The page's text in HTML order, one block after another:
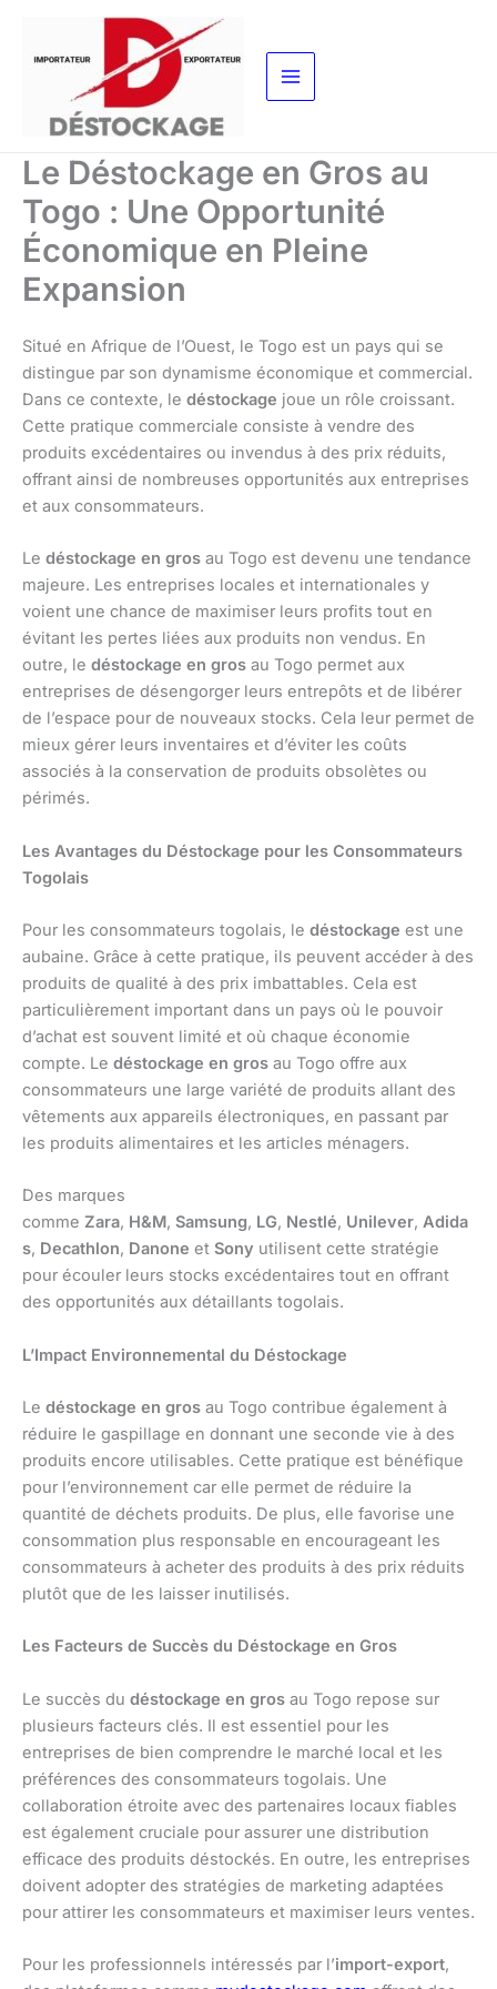
contenu
Le Déstockage en Gros au
Togo : Une Opportunité
Économique en Pleine
Expansion
Situé en Afrique de l’Ouest, le Togo est un pays qui se
distingue par son dynamisme économique et commercial.
Dans ce contexte, le déstockage joue un rôle croissant.
Cette pratique commerciale consiste à vendre des
produits excédentaires ou invendus à des prix réduits,
offrant ainsi de nombreuses opportunités aux entreprises
et aux consommateurs.
Le déstockage en gros au Togo est devenu une tendance
majeure. Les entreprises locales et internationales y
voient une chance de maximiser leurs profits tout en
évitant les pertes liées aux produits non vendus. En
outre, le déstockage en gros au Togo permet aux
entreprises de désengorger leurs entrepôts et de libérer
de l’espace pour de nouveaux stocks. Cela leur permet de
mieux gérer leurs inventaires et d’éviter les coûts
associés à la conservation de produits obsolètes ou
périmés.
Les Avantages du Déstockage pour les Consommateurs
Togolais
Pour les consommateurs togolais, le déstockage est une
aubaine. Grâce à cette pratique, ils peuvent accéder à des
produits de qualité à des prix imbattables. Cela est
particulièrement important dans un pays où le pouvoir
d’achat est souvent limité et où chaque économie
compte. Le déstockage en gros au Togo offre aux
consommateurs une large variété de produits allant des
vêtements aux appareils électroniques, en passant par
les produits alimentaires et les articles ménagers.
Des marques
comme Zara, H&M, Samsung, LG, Nestlé, Unilever, Adida
s, Decathlon, Danone et Sony utilisent cette stratégie
pour écouler leurs stocks excédentaires tout en offrant
des opportunités aux détaillants togolais.
L’Impact Environnemental du Déstockage
Le déstockage en gros au Togo contribue également à
réduire le gaspillage en donnant une seconde vie à des
produits encore utilisables. Cette pratique est bénéfique
pour l’environnement car elle permet de réduire la
quantité de déchets produits. De plus, elle favorise une
consommation plus responsable en encourageant les
consommateurs à acheter des produits à des prix réduits
plutôt que de les laisser inutilisés.
Les Facteurs de Succès du Déstockage en Gros
Le succès du déstockage en gros au Togo repose sur
plusieurs facteurs clés. Il est essentiel pour les
entreprises de bien comprendre le marché local et les
préférences des consommateurs togolais. Une
collaboration étroite avec des partenaires locaux fiables
est également cruciale pour assurer une distribution
efficace des produits déstockés. En outre, les entreprises
doivent adopter des stratégies de marketing adaptées
pour attirer les consommateurs et maximiser leurs ventes.
Pour les professionnels intéressés par l’import-export,